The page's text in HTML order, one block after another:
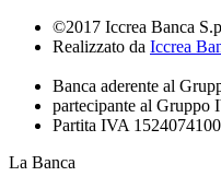
©2017 Iccrea Banca
Realizzato da Iccrea
Banca aderente al
partecipante al Gruppo
Partita IVA
La Banca